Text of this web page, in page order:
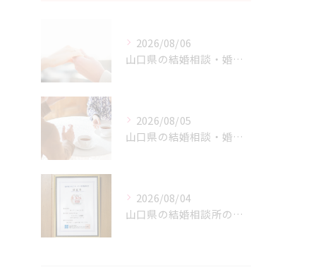
2026/08/06
山口県の結婚相談・婚活の自己肯定感を高める実践アドバイス
2026/08/05
山口県の結婚相談・婚活の成功に直結する考え方の切り替え方
2026/08/04
山口県の結婚相談所のサポートで不安が解消できる理由